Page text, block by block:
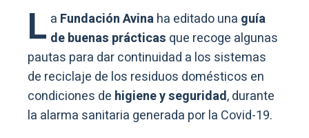
L a Fundación Avinaha editado una guía
de buenas prácticas que recoge algunas
pautas para dar continuidad a los sistemas
de reciclaje de los residuos domésticos en
condiciones de higiene y seguridad, durante
la alarma sanitaria generada por la Covid-19.